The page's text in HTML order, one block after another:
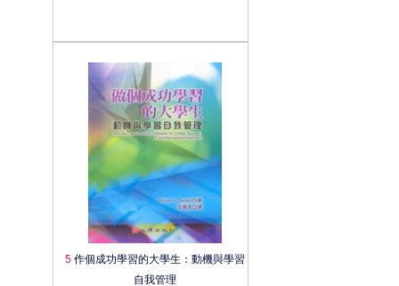
5作個成功學習的大學生：動機與學習
自我管理